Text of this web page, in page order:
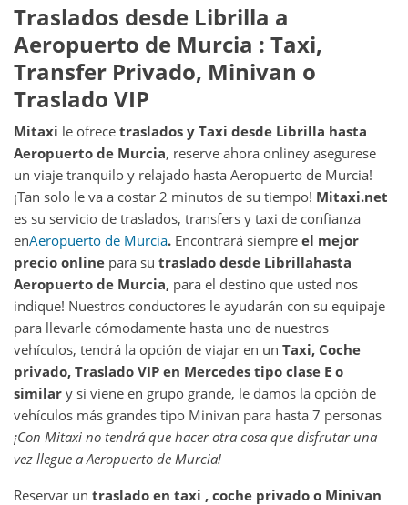
Traslados desde Librilla a
Aeropuerto de Murcia : Taxi,
Transfer Privado, Minivan o
Traslado VIP
Mitaxi le ofrece traslados y Taxi desde Librilla hasta
Aeropuerto de Murcia, reserve ahora onliney asegurese
un viaje tranquilo y relajado hasta Aeropuerto de Murcia!
¡Tan solo le va a costar 2 minutos de su tiempo! Mitaxi.net
es su servicio de traslados, transfers y taxi de confianza
enAeropuerto de Murcia. Encontrará siempre el mejor
precio online para su traslado desde Librillahasta
Aeropuerto de Murcia, para el destino que usted nos
indique! Nuestros conductores le ayudarán con su equipaje
para llevarle cómodamente hasta uno de nuestros
vehículos, tendrá la opción de viajar en un Taxi, Coche
privado, Traslado VIP en Mercedes tipo clase E o
similar y si viene en grupo grande, le damos la opción de
vehículos más grandes tipo Minivan para hasta 7 personas
¡Con Mitaxi no tendrá que hacer otra cosa que disfrutar una
vez llegue a Aeropuerto de Murcia!
Reservar un traslado en taxi , coche privado o Minivan